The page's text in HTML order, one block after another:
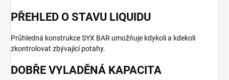
PŘEHLED O STAVU LIQUIDU
Průhledná konstrukce SYX BAR umožňuje kdykoli a kdekoli
zkontrolovat zbývající potahy.
DOBŘE VYLADĚNÁ KAPACITA